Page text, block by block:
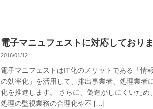
電子マニュフェストに対応しておりま
2016/01/12
電子マニフェストはIT化のメリットである「情
の効率化」を活用して、排出事業者、処理業者
化を推進します。 さらに、偽造がしにくいため
処理の監視業務の合理化や不 […]